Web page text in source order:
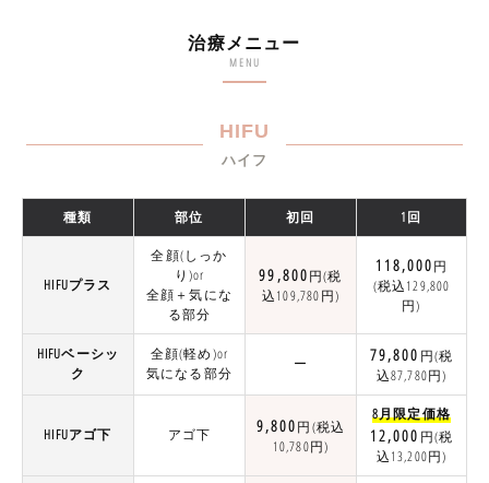
治療メニュー
MENU
HIFU
ハイフ
種類 部位 初回 1回
HIFUプラス
全顔(しっか
り)or
全顔＋気にな
る部分
99,800円(税
込109,780円)
118,000円
(税込129,800
円)
HIFUベーシッ
ク
全顔(軽め)or
気になる部分
ー 79,800 円(税
込87,780円)
HIFUアゴ下 アゴ下 9,800円(税込
10,780円)
8月限定価格
12,000 円(税
込13,200円)